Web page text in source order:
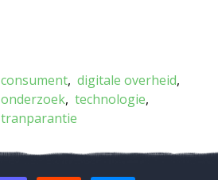
consument digitale overheid
onderzoek technologie
tranparantie